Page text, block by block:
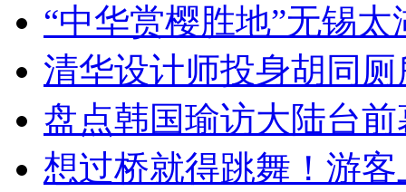
“中华赏樱胜地”无锡
清华设计师投身胡同
盘点韩国瑜访大陆台
想过桥就得跳舞！游客